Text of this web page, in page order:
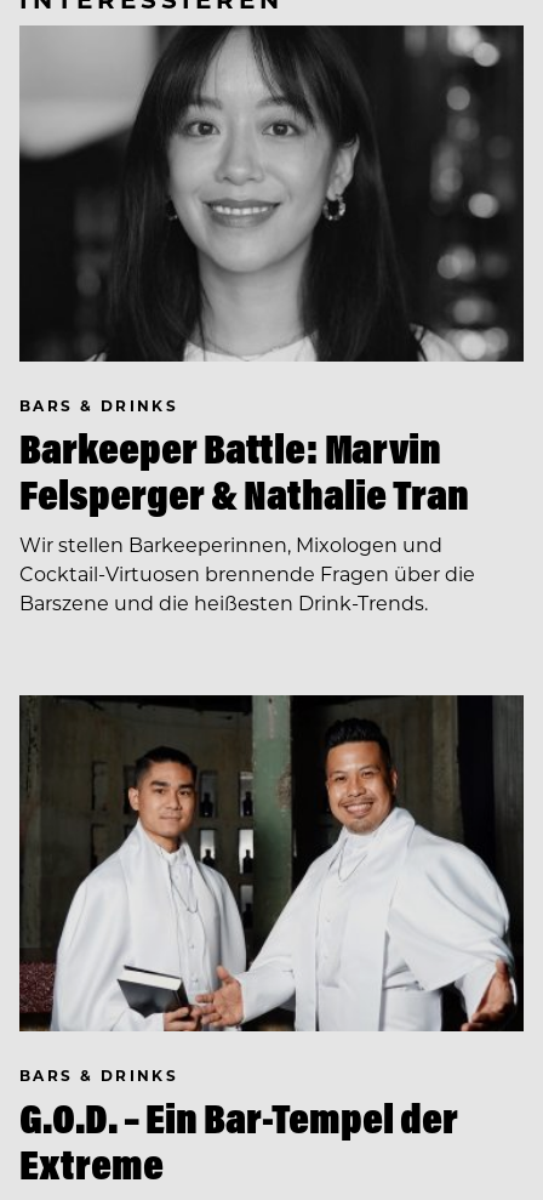
BARS & DRINKS
Barkeeper Battle: Marvin
Felsperger & Nathalie Tran
Wir stellen Barkeeperinnen, Mixologen und
Cocktail-Virtuosen brennende Fragen über die
Barszene und die heißesten Drink-Trends.
BARS & DRINKS
G.O.D. – Ein Bar-Tempel der
Extreme